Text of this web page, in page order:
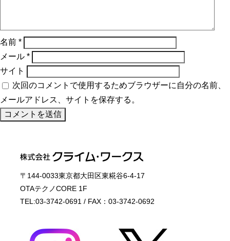
名前 *
メール *
サイト
次回のコメントで使用するためブラウザーに自分の名前、
メールアドレス、サイトを保存する。
〒144-0033東京都大田区東糀谷6-4-17
OTAテクノCORE 1F
TEL:03-3742-0691 / FAX：03-3742-0692